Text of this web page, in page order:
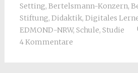
Setting, Bertelsmann-Konzern,
Stiftung, Didaktik, Digitales
EDMOND-NRW, Schule, Studie
4 Kommentare